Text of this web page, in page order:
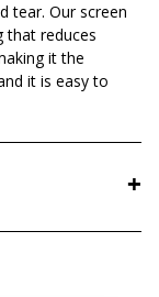
tear. Our screen
that reduces
it the
it is easy to
+